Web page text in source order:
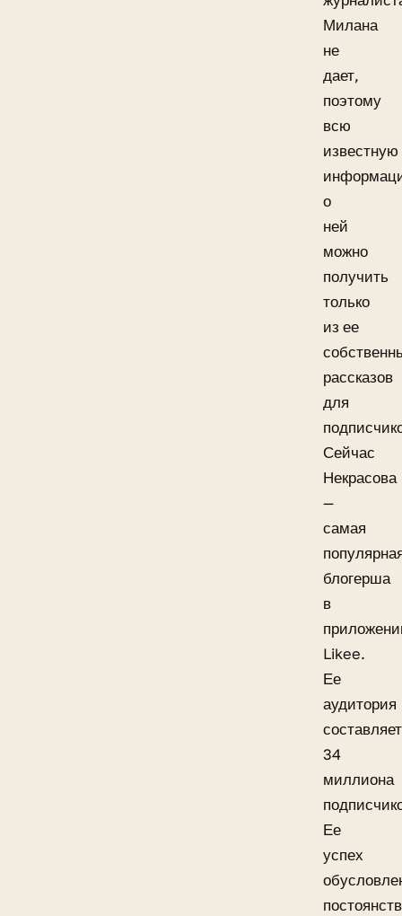
Милана
не
дает,
поэтому
всю
известную
о
ней
можно
получить
только
из ее
рассказов
для
Сейчас
Некрасова
—
самая
блогерша
в
Likee.
Ее
аудитория
составляет
34
миллиона
Ее
успех